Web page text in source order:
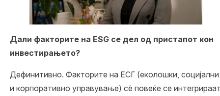
Дали факторите на ESG се дел од пристапот кон
инвестирањето?
Дефинитивно. Факторите на ЕСГ (еколошки, социјални
и корпоративно управување) сѐ повеќе се